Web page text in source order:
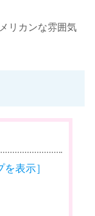
リカンな雰囲気
を表示］